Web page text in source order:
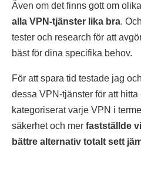
Även om det finns gott om
alla VPN-tjänster lika bra.
tester och research för att
bäst för dina specifika behov.
För att spara tid testade jag
dessa VPN-tjänster för att
kategoriserat varje VPN i
säkerhet och mer fastställde
bättre alternativ totalt sett